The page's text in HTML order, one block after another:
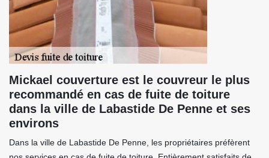
Mickael couverture est le couvreur le plus
recommandé en cas de fuite de toiture
dans la ville de Labastide De Penne et ses
environs
Dans la ville de Labastide De Penne, les propriétaires préfèrent